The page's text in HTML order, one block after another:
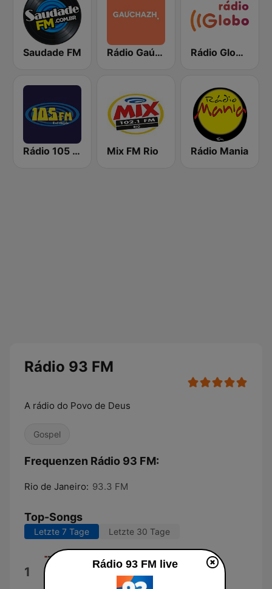
Saudade FM Rádio Gaúcha ZH Rádio Globo RJ
Rádio 105 FM Mix FM Rio Rádio Mania
Rádio 93 FM
A rádio do Povo de Deus
Gospel
Frequenzen Rádio 93 FM:
Rio de Janeiro: 93.3 FM
Top-Songs
Letzte 7 Tage Letzte 30 Tage
1 Xmas Freedom
Reese William Szabo
Rádio 93 FM live